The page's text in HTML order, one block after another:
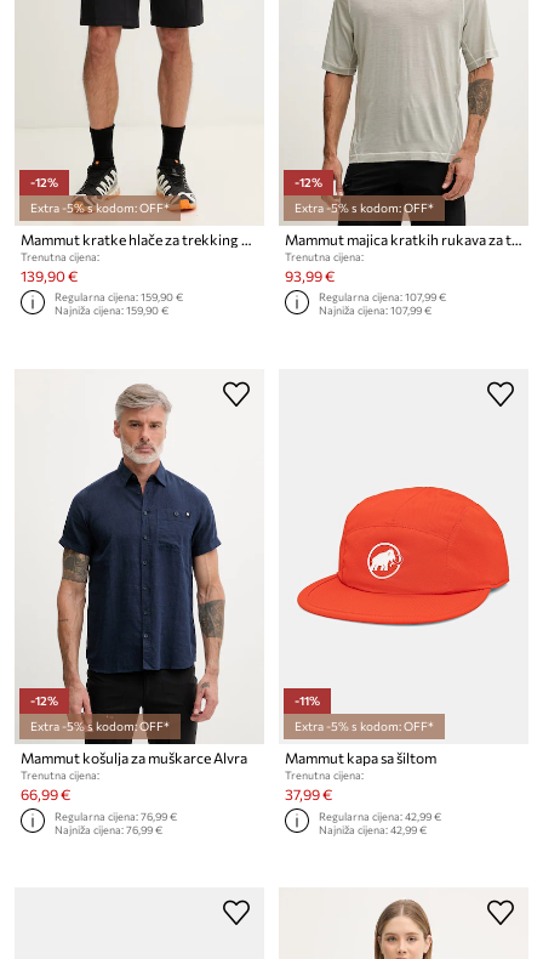
-12%
Extra -5% s kodom: OFF*
Trenutna cijena:
139,90 €
Regularna cijena:159,90 €
Najniža cijena:159,90 €
-12%
Extra -5% s kodom: OFF*
Trenutna cijena:
93,99 €
Regularna cijena:107,99 €
Najniža cijena:107,99 €
-12%
Extra -5% s kodom: OFF*
Mammut košulja za muškarce Alvra
Trenutna cijena:
66,99 €
Regularna cijena:76,99 €
Najniža cijena:76,99 €
-11%
Extra -5% s kodom: OFF*
Mammut kapa sa šiltom
Trenutna cijena:
37,99 €
Regularna cijena:42,99 €
Najniža cijena:42,99 €